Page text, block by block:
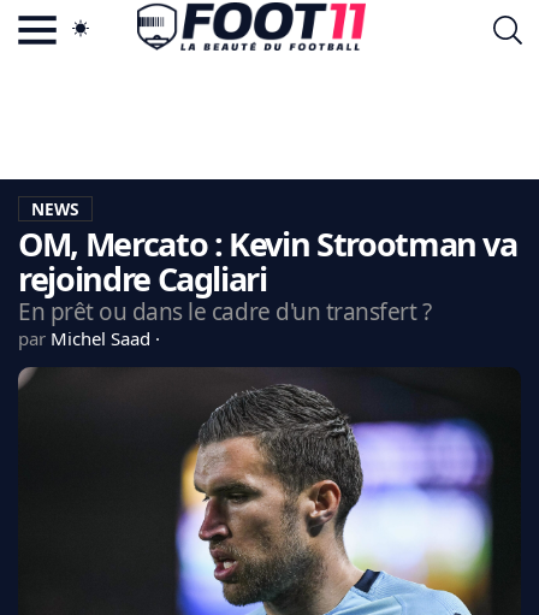
LA CHARTE
VIE PRIVÉE
CGU
CONTACTEZ-NOUS
MANCHESTER UNITED
NEWS
OM, Mercato : Kevin Strootman va
rejoindre Cagliari
En prêt ou dans le cadre d'un transfert ?
par Michel Saad